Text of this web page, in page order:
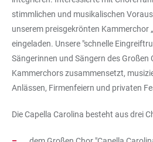
stimmlichen und musikalischen
unserem preisgekrönten Kammerchor
eingeladen. Unsere "schnelle
Sängerinnen und Sängern des Großen
Kammerchors zusammensetzt,
Anlässen, Firmenfeiern und privaten
Die Capella Carolina besteht aus drei